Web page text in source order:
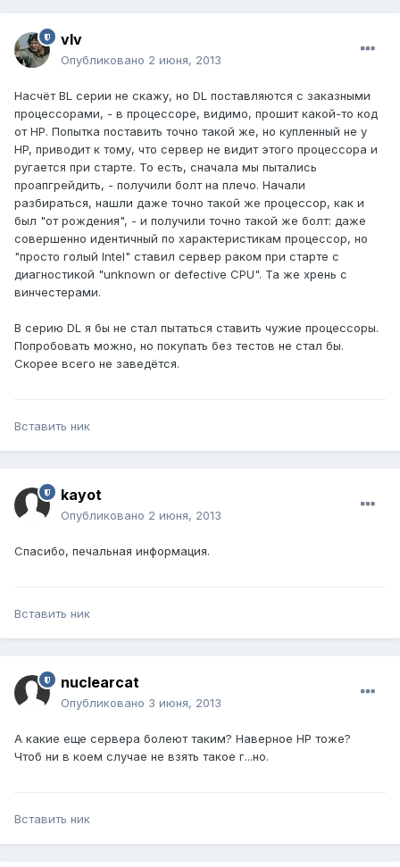
vIv
Опубликовано 2 июня, 2013
Насчёт BL серии не скажу, но DL поставляются с заказными
процессорами, - в процессоре, видимо, прошит какой-то код
от HP. Попытка поставить точно такой же, но купленный не у
HP, приводит к тому, что сервер не видит этого процессора и
ругается при старте. То есть, сначала мы пытались
проапгрейдить, - получили болт на плечо. Начали
разбираться, нашли даже точно такой же процессор, как и
был "от рождения", - и получили точно такой же болт: даже
совершенно идентичный по характеристикам процессор, но
"просто голый Intel" ставил сервер раком при старте с
диагностикой "unknown or defective CPU". Та же хрень с
винчестерами.
В серию DL я бы не стал пытаться ставить чужие процессоры.
Попробовать можно, но покупать без тестов не стал бы.
Скорее всего не заведётся.
Вставить ник
kayot
Опубликовано 2 июня, 2013
Спасибо, печальная информация.
Вставить ник
nuclearcat
Опубликовано 3 июня, 2013
А какие еще сервера болеют таким? Наверное HP тоже?
Чтоб ни в коем случае не взять такое г...но.
Вставить ник